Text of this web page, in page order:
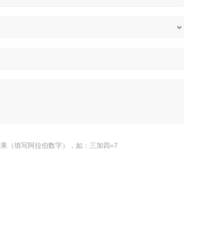
（填写阿拉伯数字），如：三加四=7